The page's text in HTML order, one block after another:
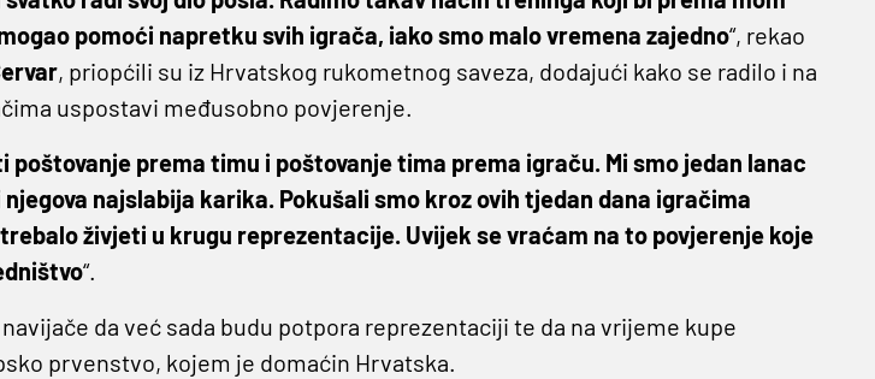
pomoći napretku svih igrača, iako smo malo vremena zajedno“, rekao
, priopćili su iz Hrvatskog rukometnog saveza, dodajući kako se radilo i na
uspostavi međusobno povjerenje.
poštovanje prema timu i poštovanje tima prema igraču. Mi smo jedan lanac
najslabija karika. Pokušali smo kroz ovih tjedan dana igračima
živjeti u krugu reprezentacije. Uvijek se vraćam na to povjerenje koje
“.
da već sada budu potpora reprezentaciji te da na vrijeme kupe
prvenstvo, kojem je domaćin Hrvatska.